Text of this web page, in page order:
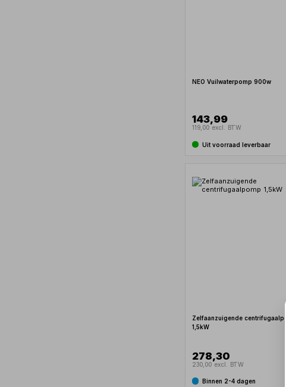
NEO Vuilwaterpomp 900w
143,99
119,00 excl. BTW
Uit voorraad leverbaar
Zelfaanzuigende
1,5kW
278,30
230,00 excl. BTW
Binnen 2-4 dagen